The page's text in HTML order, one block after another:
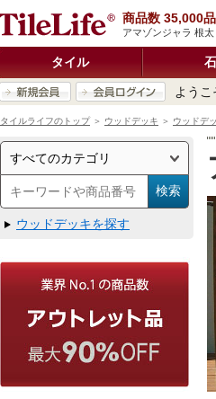
アマゾンジャラ 根
商品数 35,000
タイル
よう
タイルライフのトップ＞ ウッドデッキ ＞ ウッドデ
ウッドデッキを探す